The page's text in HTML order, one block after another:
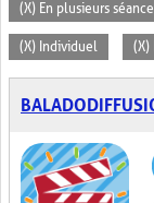
(X) En plusieurs
(X) Individuel (X)